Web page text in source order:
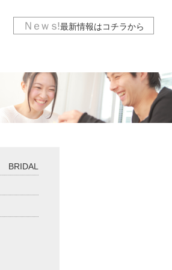
Ｎｅｗｓ!最新情報はコチラから
BRIDAL